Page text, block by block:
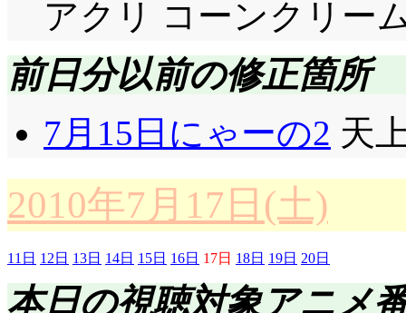
歩大会(← 何度も言い
だって任意参加なん
ンではないにせよ強
へ行かせた方が良い
らなくなりそうだも
できた例外。
腕力はあるけど持久
底上げ中。「私も毎
アクリ コーンクリー
前日分以前の修正箇所
7月15日にゃーの2 天
2010年7月17日(土)
11日 12日 13日 14日 15日 16日 17日 18日 19日 20日
本日の視聴対象アニメ